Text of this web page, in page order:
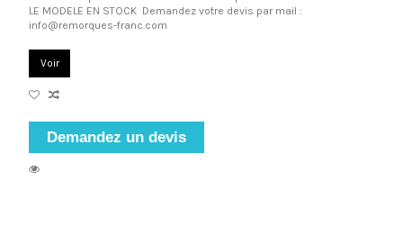
LE MODELE EN STOCK Demandez votre devis par mail :
info@remorques-franc.com
Voir
Demandez un devis